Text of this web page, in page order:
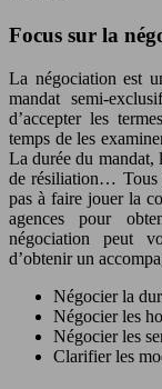
Focus sur la
La négociation est
mandat semi-
d’accepter les
temps de les
La durée du mandat,
de résiliation… Tous
pas à faire jouer la
agences pour
négociation peut
d’obtenir un
Négocier la
Négocier les
Négocier les
Clarifier les